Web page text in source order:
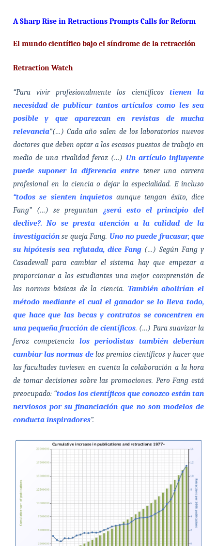
A Sharp Rise in Retractions Prompts Calls for Reform
El mundo científico bajo el síndrome de la retracción
Retraction Watch
“Para vivir profesionalmente los científicos tienen la
necesidad de publicar tantos artículos como les sea
posible y que aparezcan en revistas de mucha
relevancia”(…) Cada año salen de los laboratorios nuevos
doctores que deben optar a los escasos puestos de trabajo en
medio de una rivalidad feroz (…) Un artículo influyente
puede suponer la diferencia entretener una carrera
profesional en la ciencia o dejar la especialidad. E incluso
“todos se sienten inquietosaunque tengan éxito, dice
Fang” (…) se preguntan ¿será esto el principio del
declive?. No se presta atención a la calidad de la
investigaciónse queja Fang. Uno no puede fracasar, que
su hipótesis sea refutada, dice Fang (…) Según Fang y
Casadewall para cambiar el sistema hay que empezar a
proporcionar a los estudiantes una mejor comprensión de
las normas básicas de la ciencia. También abolirían el
método mediante el cual el ganador se lo lleva todo,
que hace que las becas y contratos se concentren en
una pequeña fracción de científicos. (…) Para suavizar la
feroz competencia los periodistas también deberían
cambiar las normas delos premios científicos y hacer que
las facultades tuviesen en cuenta la colaboración a la hora
de tomar decisiones sobre las promociones. Pero Fang está
preocupado: “todos los científicos que conozco están tan
nerviosos por su financiación que no son modelos de
conducta inspiradores”.